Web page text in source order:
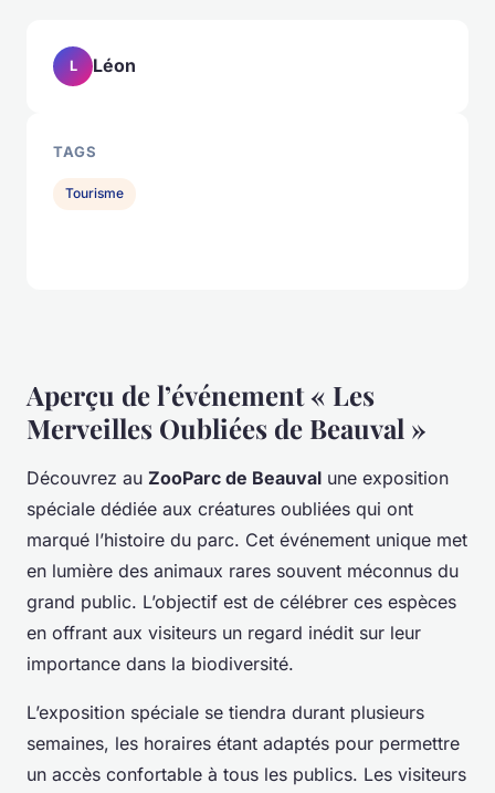
Aperçu de l’événement « Les
Merveilles Oubliées de Beauval »
Découvrez au ZooParc de Beauval une exposition
spéciale dédiée aux créatures oubliées qui ont
marqué l’histoire du parc. Cet événement unique met
en lumière des animaux rares souvent méconnus du
grand public. L’objectif est de célébrer ces espèces
en offrant aux visiteurs un regard inédit sur leur
importance dans la biodiversité.
L’exposition spéciale se tiendra durant plusieurs
semaines, les horaires étant adaptés pour permettre
un accès confortable à tous les publics. Les visiteurs
L Léon
TAGS
Tourisme